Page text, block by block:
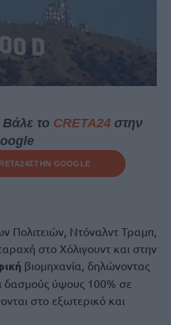
το CRETA24στην
ΣΤΗΝ GOOGLE
Πολιτειών, Ντόναλντ Τραμπ,
στο Χόλιγουντ και στην
βιομηχανία, δηλώνοντας
δασμούς ύψους 100% σε
στο εξωτερικό και